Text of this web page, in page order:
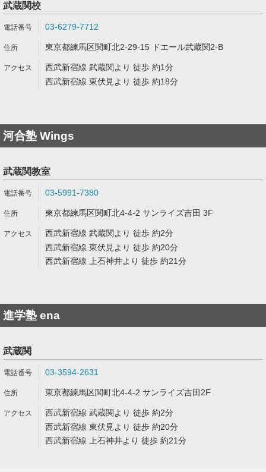
武蔵関校
03-6279-7712
東京都練馬区関町北2-29-15 ドエール武蔵関2-B
西武新宿線 武蔵関より 徒歩 約1分
西武新宿線 東伏見より 徒歩 約18分
河合塾 Wings
武蔵関教室
03-5991-7380
東京都練馬区関町北4-4-2 サンライズ吉田 3F
西武新宿線 武蔵関より 徒歩 約2分
西武新宿線 東伏見より 徒歩 約20分
西武新宿線 上石神井より 徒歩 約21分
進学塾 ena
武蔵関
03-3594-2631
東京都練馬区関町北4-4-2 サンライズ吉田2F
西武新宿線 武蔵関より 徒歩 約2分
西武新宿線 東伏見より 徒歩 約20分
西武新宿線 上石神井より 徒歩 約21分